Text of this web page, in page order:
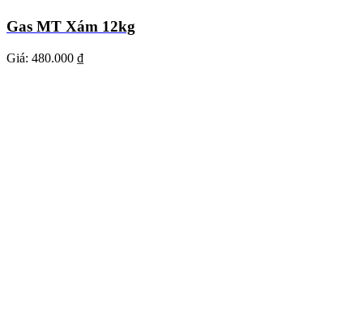
Gas MT Xám 12kg
Giá: 480.000 ₫